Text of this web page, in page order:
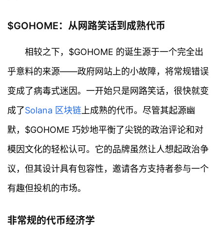
$GOHOME：从网路笑话到成熟代币
相较之下，$GOHOME 的诞生源于一个完全出
乎意料的来源——政府网站上的小故障，将常规错误
变成了病毒式迷因。一开始只是网路笑话，很快就变
成了Solana 区块链上成熟的代币。尽管其起源幽
默，$GOHOME 巧妙地平衡了尖锐的政治评论和对
模因文化的轻松认可。它的品牌虽然让人想起政治争
议，但其设计具有包容性，邀请各方支持者参与一个
有趣但投机的市场。
非常规的代币经济学